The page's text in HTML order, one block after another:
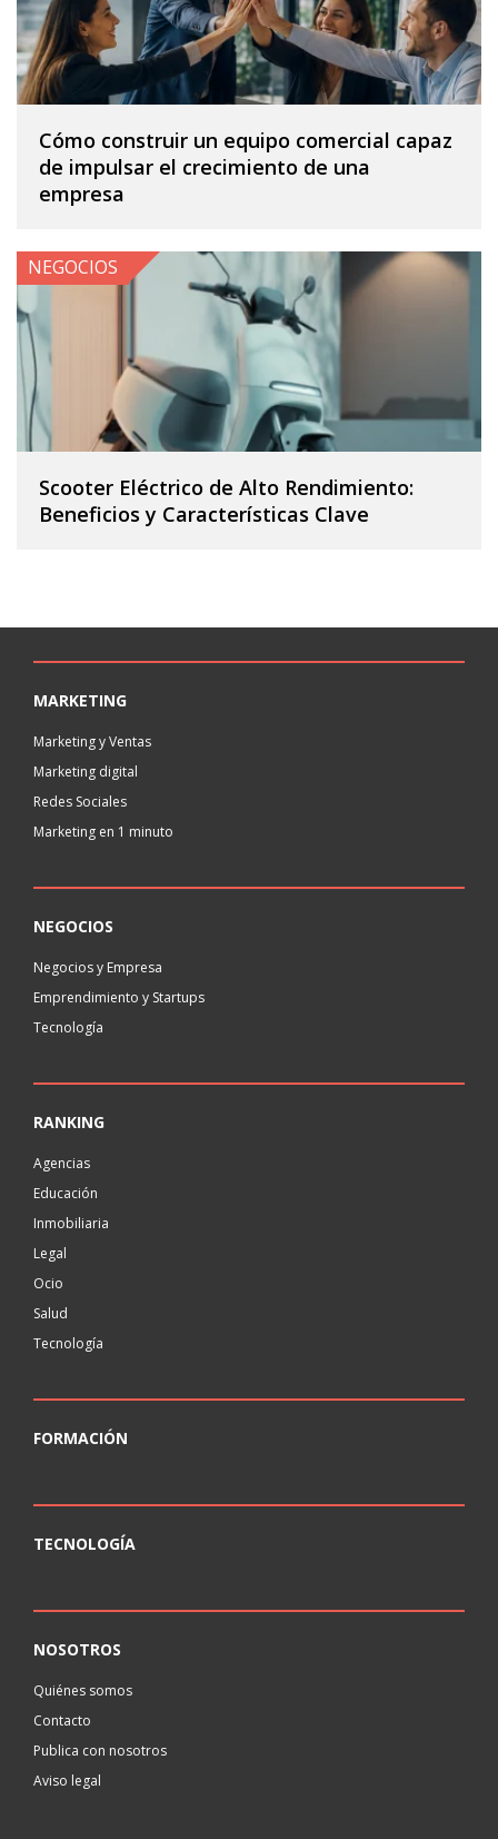
Cómo construir un equipo comercial capaz
de impulsar el crecimiento de una
empresa
Scooter Eléctrico de Alto Rendimiento:
Beneficios y Características Clave
NEGOCIOS
MARKETING
Marketing y Ventas
Marketing digital
Redes Sociales
Marketing en 1 minuto
NEGOCIOS
Negocios y Empresa
Emprendimiento y Startups
Tecnología
RANKING
Agencias
Educación
Inmobiliaria
Legal
Ocio
Salud
Tecnología
FORMACIÓN
TECNOLOGÍA
NOSOTROS
Quiénes somos
Contacto
Publica con nosotros
Aviso legal